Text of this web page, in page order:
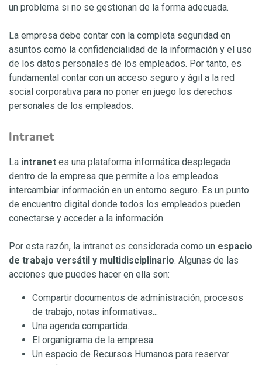
un problema si no se gestionan de la forma adecuada.
La empresa debe contar con la completa seguridad en
asuntos como la confidencialidad de la información y el uso
de los datos personales de los empleados. Por tanto, es
fundamental contar con un acceso seguro y ágil a la red
social corporativa para no poner en juego los derechos
personales de los empleados.
Intranet
La intranet es una plataforma informática desplegada
dentro de la empresa que permite a los empleados
intercambiar información en un entorno seguro. Es un punto
de encuentro digital donde todos los empleados pueden
conectarse y acceder a la información.
Por esta razón, la intranet es considerada como un espacio
de trabajo versátil y multidisciplinario. Algunas de las
acciones que puedes hacer en ella son:
Compartir documentos de administración, procesos
de trabajo, notas informativas...
Una agenda compartida.
El organigrama de la empresa.
Un espacio de Recursos Humanos para reservar